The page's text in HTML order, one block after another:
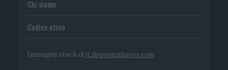
Chi siamo
Codice etico
Immagini stock di it.depositphotos.com